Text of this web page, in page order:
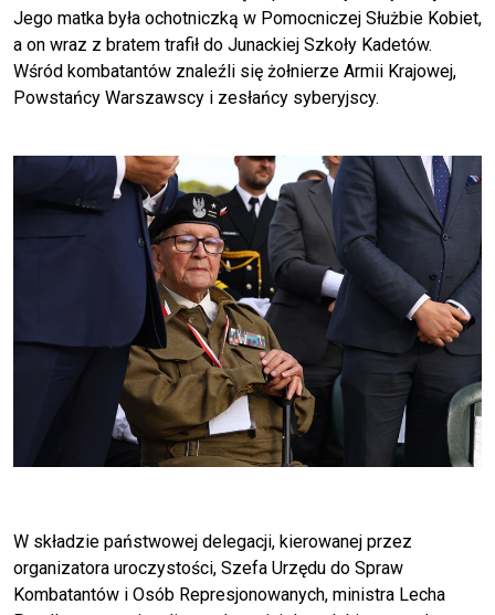
Jego matka była ochotniczką w Pomocniczej Służbie Kobiet,
a on wraz z bratem trafił do Junackiej Szkoły Kadetów.
Wśród kombatantów znaleźli się żołnierze Armii Krajowej,
Powstańcy Warszawscy i zesłańcy syberyjscy.
W składzie państwowej delegacji, kierowanej przez
organizatora uroczystości, Szefa Urzędu do Spraw
Kombatantów i Osób Represjonowanych, ministra Lecha